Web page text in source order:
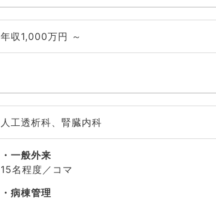
年収1,000万円 ～
人工透析科、腎臓内科
一般外来
15名程度／コマ
病棟管理